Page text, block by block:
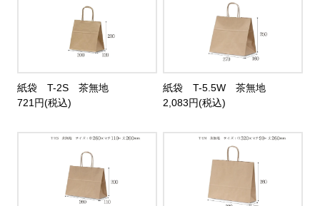
紙袋 T-2S 茶無地
721円(税込)
紙袋 T-5.5W 茶無地
2,083円(税込)